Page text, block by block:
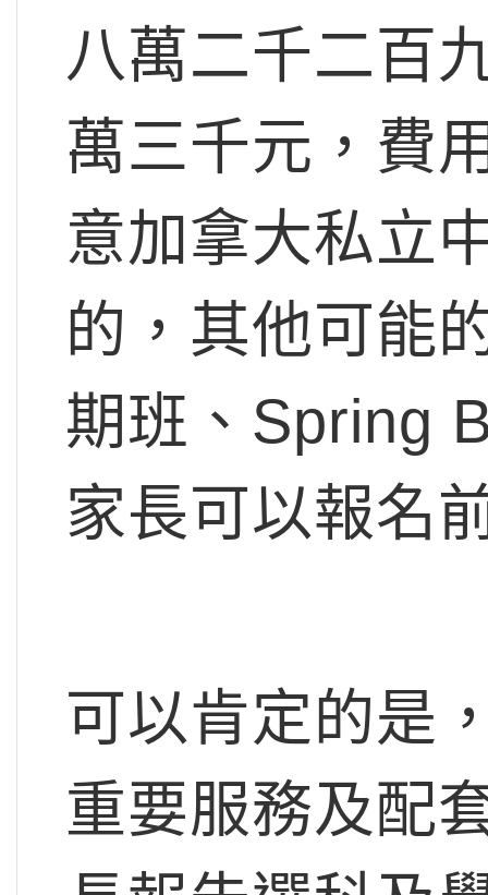
八萬二千二百
萬三千元，費
意加拿大私立
的，其他可能
期班、Spring
家長可以報名
可以肯定的是
重要服務及配